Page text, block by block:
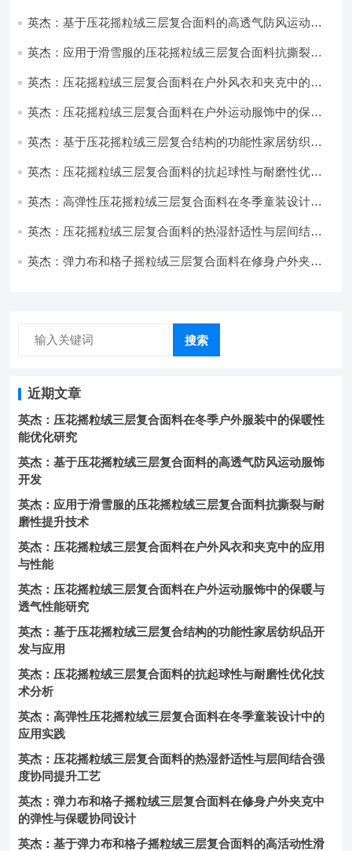
英杰：基于压花摇粒绒三层复合面料的高透气防风运动服
英杰：应用于滑雪服的压花摇粒绒三层复合面料抗撕裂与
英杰：压花摇粒绒三层复合面料在户外风衣和夹克中的应
英杰：压花摇粒绒三层复合面料在户外运动服饰中的保暖
英杰：基于压花摇粒绒三层复合结构的功能性家居纺织品
英杰：压花摇粒绒三层复合面料的抗起球性与耐磨性优化
英杰：高弹性压花摇粒绒三层复合面料在冬季童装设计中
英杰：压花摇粒绒三层复合面料的热湿舒适性与层间结合
英杰：弹力布和格子摇粒绒三层复合面料在修身户外夹克
搜索
近期文章
英杰：压花摇粒绒三层复合面料在冬季户外服装中的保暖性
能优化研究
英杰：基于压花摇粒绒三层复合面料的高透气防风运动服饰
开发
英杰：应用于滑雪服的压花摇粒绒三层复合面料抗撕裂与耐
磨性提升技术
英杰：压花摇粒绒三层复合面料在户外风衣和夹克中的应用
与性能
英杰：压花摇粒绒三层复合面料在户外运动服饰中的保暖与
透气性能研究
英杰：基于压花摇粒绒三层复合结构的功能性家居纺织品开
发与应用
英杰：压花摇粒绒三层复合面料的抗起球性与耐磨性优化技
术分析
英杰：高弹性压花摇粒绒三层复合面料在冬季童装设计中的
应用实践
英杰：压花摇粒绒三层复合面料的热湿舒适性与层间结合强
度协同提升工艺
英杰：弹力布和格子摇粒绒三层复合面料在修身户外夹克中
的弹性与保暖协同设计
英杰：基于弹力布和格子摇粒绒三层复合面料的高活动性滑